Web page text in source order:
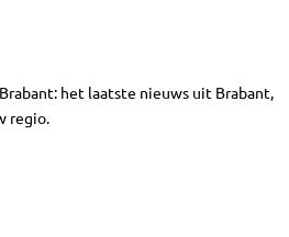
het laatste nieuws uit Brabant,
regio.